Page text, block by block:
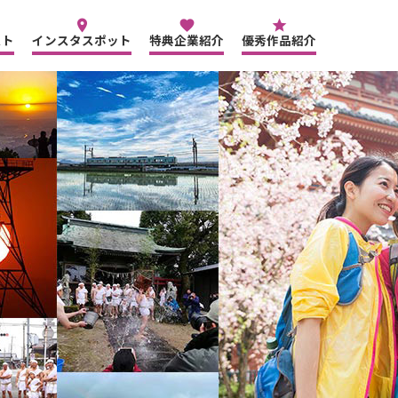
place
インスタスポット
favorite
特典企業紹介
star
優秀作品紹介